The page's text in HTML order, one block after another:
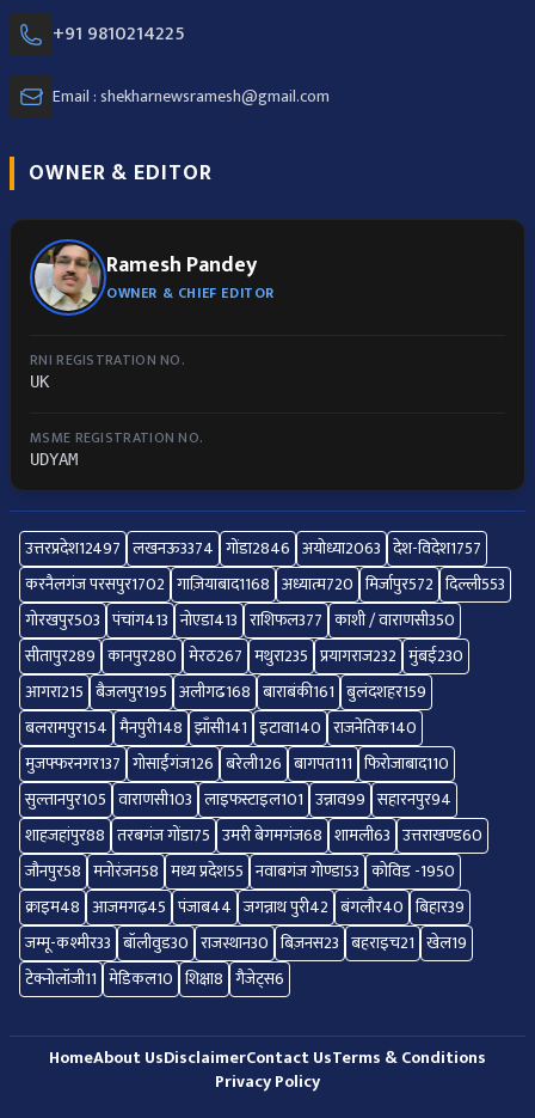
+91 9810214225
Email : shekharnewsramesh@gmail.com
OWNER & EDITOR
Ramesh Pandey
OWNER & CHIEF EDITOR
RNI REGISTRATION NO.
UK
MSME REGISTRATION NO.
UDYAM
उत्तरप्रदेश12497 लखनऊ3374 गोंडा2846 अयोध्या2063 देश-विदेश1757
करनैलगंज परसपुर1702 गाज़ियाबाद1168 अध्यात्म720 मिर्जापुर572 दिल्ली553
गोरखपुर503 पंचांग413 नोएडा413 राशिफल377 काशी / वाराणसी350
सीतापुर289 कानपुर280 मेरठ267 मथुरा235 प्रयागराज232 मुंबई230
आगरा215 बैजलपुर195 अलीगढ168 बाराबंकी161 बुलंदशहर159
बलरामपुर154 मैनपुरी148 झाँसी141 इटावा140 राजनेतिक140
मुजफ्फरनगर137 गोसाईंगंज126 बरेली126 बागपत111 फिरोजाबाद110
सुल्तानपुर105 वाराणसी103 लाइफस्टाइल101 उन्नाव99 सहारनपुर94
शाहजहांपुर88 तरबगंज गोंडा75 उमरी बेगमगंज68 शामली63 उत्तराखण्ड60
जौनपुर58 मनोरंजन58 मध्य प्रदेश55 नवाबगंज गोण्डा53 कोविड -1950
क्राइम48 आजमगढ़45 पंजाब44 जगन्नाथ पुरी42 बंगलौर40 बिहार39
जम्मू-कश्मीर33 बॉलीवुड30 राजस्थान30 बिज़नस23 बहराइच21 खेल19
टेक्नोलॉजी11 मेडिकल10 शिक्षा8 गैजेट्स6
HomeAbout UsDisclaimerContact UsTerms & Conditions
Privacy Policy